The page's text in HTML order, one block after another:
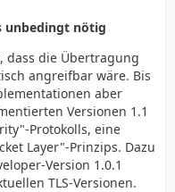
unbedingt nötig
dass die Übertragung
angreifbar wäre. Bis
aber
Versionen 1.1
Protokolls, eine
Layer"-Prinzips. Dazu
Version 1.0.1
TLS-Versionen.